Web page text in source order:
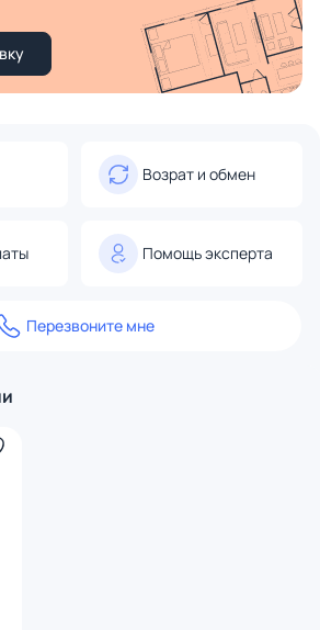
Возрат и обмен
Помощь эксперта
Перезвоните мне